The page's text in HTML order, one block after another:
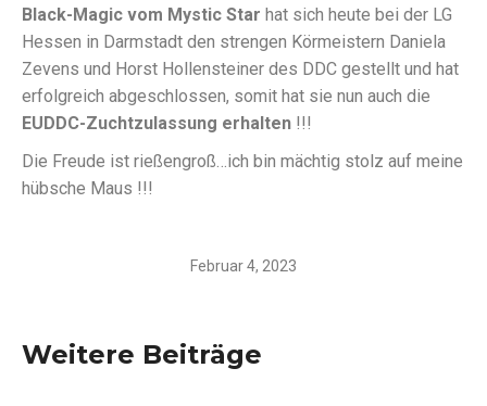
Black-Magic vom Mystic Star hat sich heute bei der LG
Hessen in Darmstadt den strengen Körmeistern Daniela
Zevens und Horst Hollensteiner des DDC gestellt und hat
erfolgreich abgeschlossen, somit hat sie nun auch die
EUDDC-Zuchtzulassung erhalten !!!
Die Freude ist rießengroß…ich bin mächtig stolz auf meine
hübsche Maus !!!
Februar 4, 2023
Weitere Beiträge